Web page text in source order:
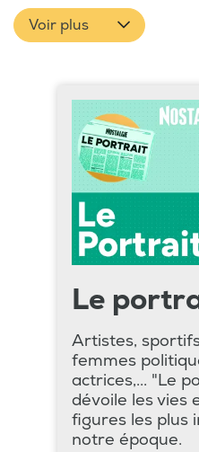
Voir plus
Le
Artistes,
femmes
actrices,... "Le
dévoile les vies
figures les plus
notre époque.